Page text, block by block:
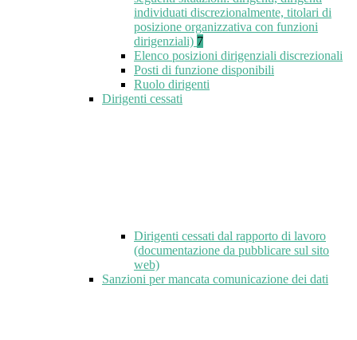
individuati discrezionalmente, titolari di
posizione organizzativa con funzioni
dirigenziali) 7
Elenco posizioni dirigenziali discrezionali
Posti di funzione disponibili
Ruolo dirigenti
Dirigenti cessati
Dirigenti cessati dal rapporto di lavoro
(documentazione da pubblicare sul sito
web)
Sanzioni per mancata comunicazione dei dati